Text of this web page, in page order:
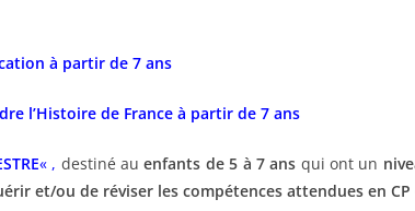
à partir de 7 ans
l’Histoire de France à partir de 7 ans
« , destiné auenfants de 5 à 7 ans qui ont un
et/ou de réviser les compétences attendues en CP